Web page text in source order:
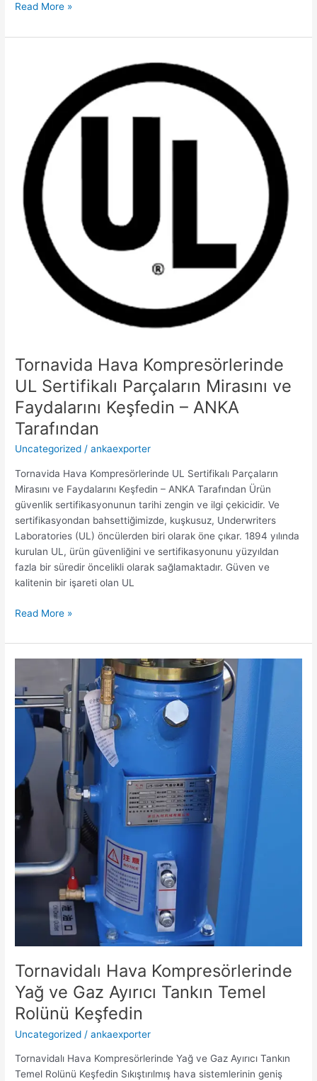
Read More »
Tornavida Hava Kompresörlerinde
UL Sertifikalı Parçaların Mirasını ve
Faydalarını Keşfedin – ANKA
Tarafından
Uncategorized /ankaexporter
Tornavida Hava Kompresörlerinde UL Sertifikalı Parçaların
Mirasını ve Faydalarını Keşfedin – ANKA Tarafından Ürün
güvenlik sertifikasyonunun tarihi zengin ve ilgi çekicidir. Ve
sertifikasyondan bahsettiğimizde, kuşkusuz, Underwriters
Laboratories (UL) öncülerden biri olarak öne çıkar. 1894 yılında
kurulan UL, ürün güvenliğini ve sertifikasyonunu yüzyıldan
fazla bir süredir öncelikli olarak sağlamaktadır. Güven ve
kalitenin bir işareti olan UL
Kompresörlerinde
Sertifikalı
Parçaların
Mirasını
ve
Faydalarını
Keşfedin
ANKA
Tarafından
Read More »
Tornavidalı Hava Kompresörlerinde
Yağ ve Gaz Ayırıcı Tankın Temel
Rolünü Keşfedin
Uncategorized /ankaexporter
Tornavidalı Hava Kompresörlerinde Yağ ve Gaz Ayırıcı Tankın
Temel Rolünü Keşfedin Sıkıştırılmış hava sistemlerinin geniş
Kompresörlerinde
Yağ
Ayırıcı
Tankın
Temel
Rolünü
Keşfedin